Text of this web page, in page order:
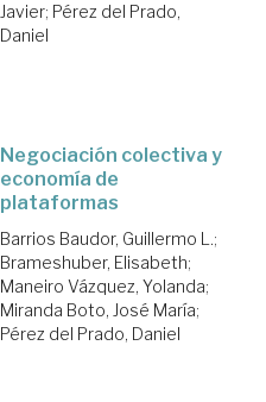
Javier; Pérez del Prado,
Daniel
Negociación colectiva y
economía de
plataformas
Barrios Baudor, Guillermo L.;
Brameshuber, Elisabeth;
Maneiro Vázquez, Yolanda;
Miranda Boto, José María;
Pérez del Prado, Daniel